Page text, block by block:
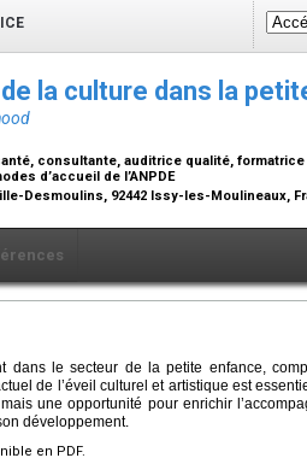
la culture dans la
consultante, auditrice qualité,
d’accueil de l’ANPDE
Desmoulins, 92442 Issy-les-Moulineaux,
dans le secteur de la petite enfance,
de l’éveil culturel et artistique est
une opportunité pour enrichir
développement.
en PDF.